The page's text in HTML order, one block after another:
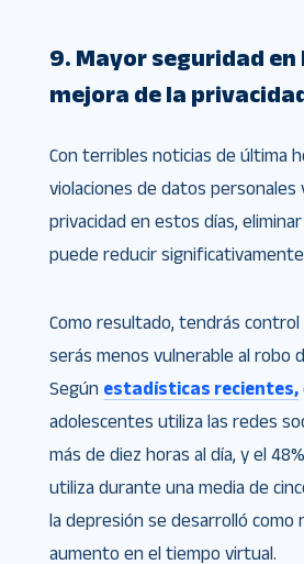
9. Mayor seguridad en
mejora de la
Con terribles noticias de última
violaciones de datos personales
privacidad en estos días,
puede reducir
Como resultado, tendrás
serás menos vulnerable al robo
Según estadísticas recientes,
adolescentes utiliza las redes
más de diez horas al día, y el
utiliza durante una media de
la depresión se desarrolló como
aumento en el tiempo virtual.